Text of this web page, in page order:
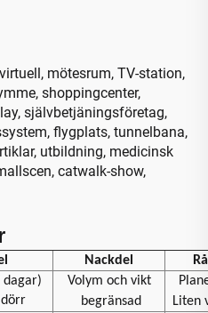
mötesrum, TV-station,
shoppingcenter,
självbetjäningsföretag,
flygplats, tunnelbana,
utbildning, medicinsk
catwalk-show,
Nackdel
dagar)
Volym och vikt
begränsad
Liten